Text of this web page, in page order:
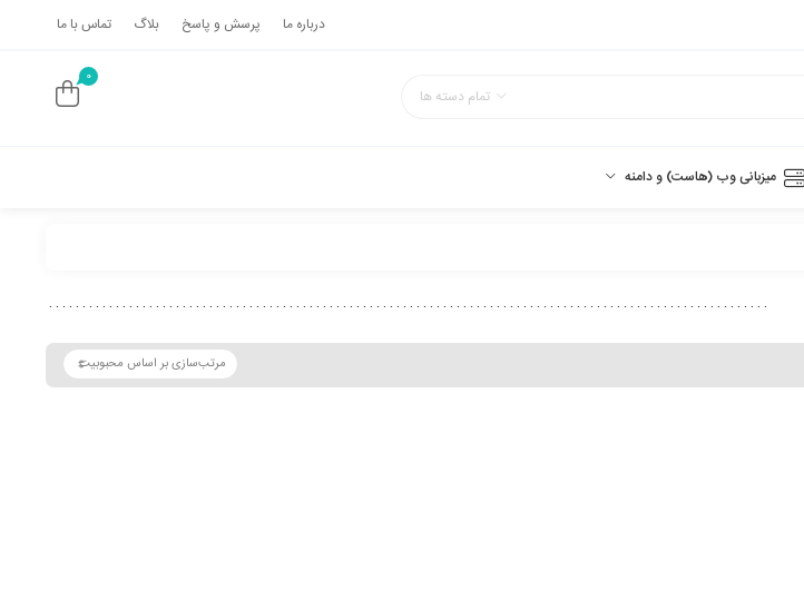
درباره ما پرسش و پاسخ بلاگ تماس با ما
تمام دسته ها
0
میزبانی وب (هاست) و دامنه